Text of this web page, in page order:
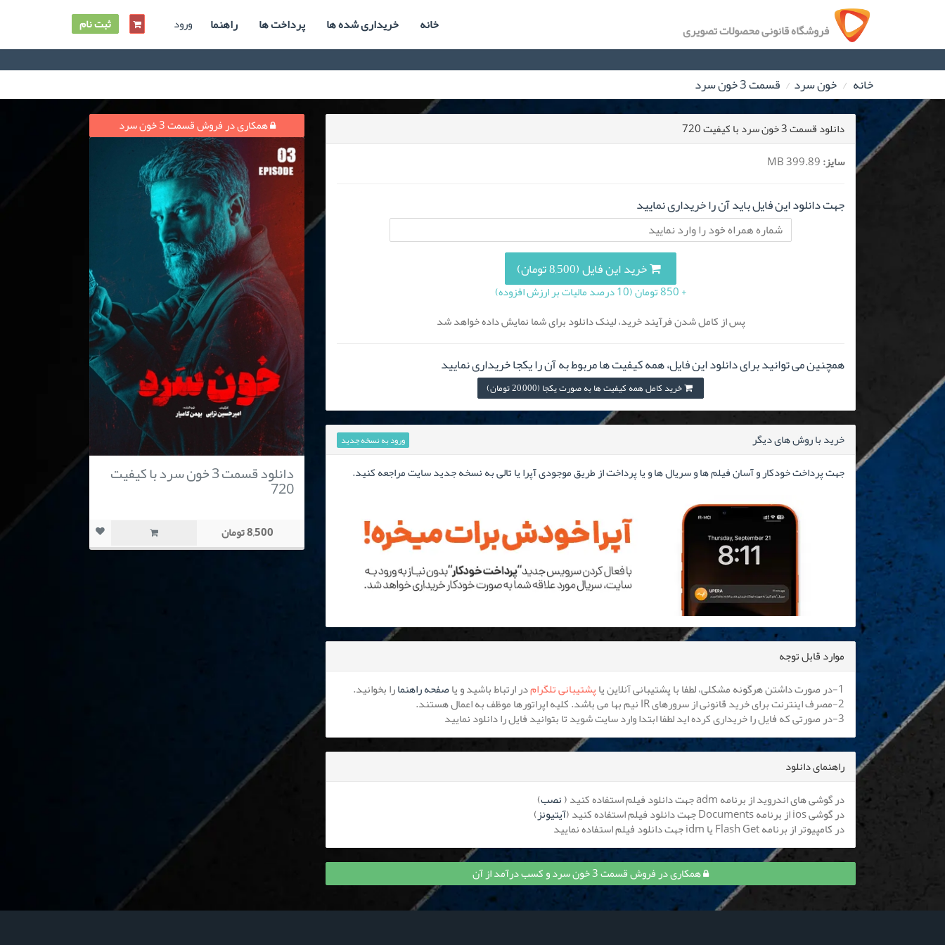
فروشگاه قانونی محصولات تصویری خانه خریداری شده ها پرداخت ها راهنما ورود ثبت نام
خانه خون سرد قسمت 3 خون سرد
دانلود قسمت 3 خون سرد با کیفیت 720
سایز:
جهت دانلود این فایل باید آن را خریداری نمایید
خرید این فایل (8,500 تومان)
+ 850 تومان (10 درصد مالیات بر ارزش افزوده)
پس از کامل شدن فرآیند خرید، لینک دانلود برای شما نمایش داده خواهد شد
همچنین می توانید برای دانلود این فایل، همه کیفیت ها مربوط به آن را یکجا خریداری نمایید
خرید کامل همه کیفیت ها به صورت یکجا (20,000 تومان)
خرید با روش های دیگر ورود به نسخه جدید
جهت پرداخت خودکار و آسان فیلم ها و سریال ها و یا پرداخت از طریق موجودی آپرا یا تالی به نسخه جدید سایت مراجعه کنید.
موارد قابل توجه
1-در صورت داشتن هرگونه مشکلی، لطفا با پشتیبانی آنلاین یا
پشتیبانی تلگرامدر ارتباط باشید و یاصفحه راهنمارا بخوانید.
2-مصرف اینترنت برای خرید قانونی از سرورهای IR نیم بها می باشد. کلیه اپراتورها موظف به اعمال هستند.
3-در صورتی که فایل را خریداری کرده اید لطفا ابتدا وارد سایت شوید تا بتوانید فایل را دانلود نمایید
راهنمای دانلود
در گوشی های اندروید از برنامه adm جهت دانلود فیلم استفاده کنید (
نصب)
در گوشی ios از برنامه Documents جهت دانلود فیلم استفاده کنید ( آیتیونز)
در کامپیوتر از برنامه Flash Get یا idm جهت دانلود فیلم استفاده نمایید
همکاری در فروش قسمت 3 خون سرد و کسب درآمد از آن
همکاری در فروش قسمت 3 خون سرد
دانلود قسمت 3 خون سرد با کیفیت
720
8,500 تومان